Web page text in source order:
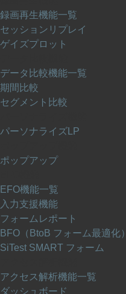
録画再生機能一覧
セッションリプレイ
ゲイズプロット
データ比較機能一覧
期間比較
セグメント比較
パーソナライズLP
ポップアップ
EFO機能一覧
入力支援機能
フォームレポート
BFO（BtoB フォーム最適化）
SiTest SMART フォーム
アクセス解析機能一覧
ダッシュボード